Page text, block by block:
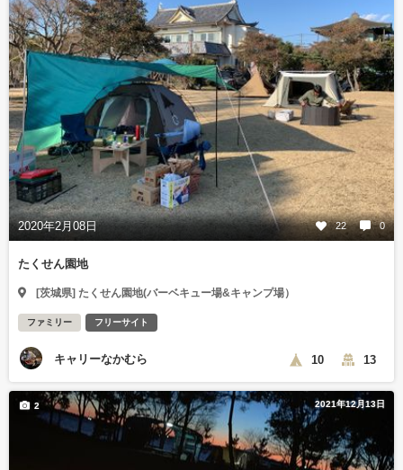
2020年2月08日 22 0
たくせん園地
[茨城県] たくせん園地(バーベキュー場&キャンプ場）
ファミリー フリーサイト
キャリーなかむら 10 13
2021年12月13日
2